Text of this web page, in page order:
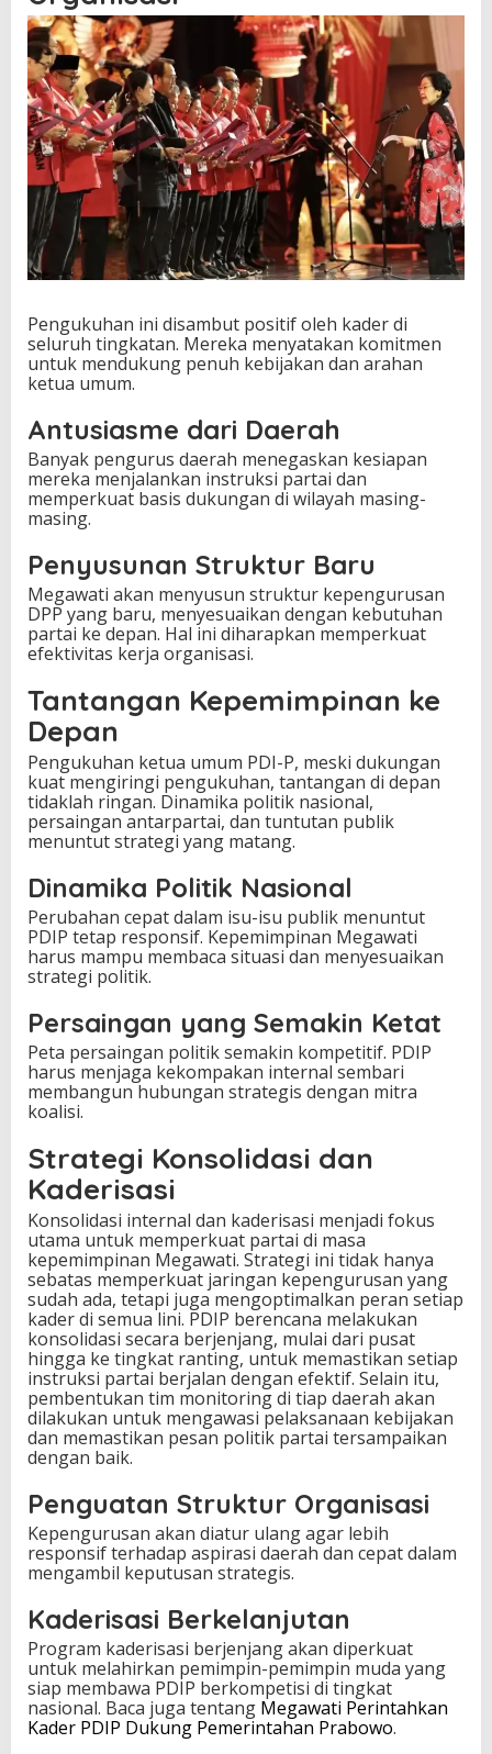
Pengukuhan ini disambut positif oleh kader di
seluruh tingkatan. Mereka menyatakan komitmen
untuk mendukung penuh kebijakan dan arahan
ketua umum.
Antusiasme dari Daerah
Banyak pengurus daerah menegaskan kesiapan
mereka menjalankan instruksi partai dan
memperkuat basis dukungan di wilayah masing-
masing.
Penyusunan Struktur Baru
Megawati akan menyusun struktur kepengurusan
DPP yang baru, menyesuaikan dengan kebutuhan
partai ke depan. Hal ini diharapkan memperkuat
efektivitas kerja organisasi.
Tantangan Kepemimpinan ke
Depan
Pengukuhan ketua umum PDI-P, meski dukungan
kuat mengiringi pengukuhan, tantangan di depan
tidaklah ringan. Dinamika politik nasional,
persaingan antarpartai, dan tuntutan publik
menuntut strategi yang matang.
Dinamika Politik Nasional
Perubahan cepat dalam isu-isu publik menuntut
PDIP tetap responsif. Kepemimpinan Megawati
harus mampu membaca situasi dan menyesuaikan
strategi politik.
Persaingan yang Semakin Ketat
Peta persaingan politik semakin kompetitif. PDIP
harus menjaga kekompakan internal sembari
membangun hubungan strategis dengan mitra
koalisi.
Strategi Konsolidasi dan
Kaderisasi
Konsolidasi internal dan kaderisasi menjadi fokus
utama untuk memperkuat partai di masa
kepemimpinan Megawati. Strategi ini tidak hanya
sebatas memperkuat jaringan kepengurusan yang
sudah ada, tetapi juga mengoptimalkan peran setiap
kader di semua lini. PDIP berencana melakukan
konsolidasi secara berjenjang, mulai dari pusat
hingga ke tingkat ranting, untuk memastikan setiap
instruksi partai berjalan dengan efektif. Selain itu,
pembentukan tim monitoring di tiap daerah akan
dilakukan untuk mengawasi pelaksanaan kebijakan
dan memastikan pesan politik partai tersampaikan
dengan baik.
Penguatan Struktur Organisasi
Kepengurusan akan diatur ulang agar lebih
responsif terhadap aspirasi daerah dan cepat dalam
mengambil keputusan strategis.
Kaderisasi Berkelanjutan
Program kaderisasi berjenjang akan diperkuat
untuk melahirkan pemimpin-pemimpin muda yang
siap membawa PDIP berkompetisi di tingkat
nasional. Baca juga tentang Megawati Perintahkan
Kader PDIP Dukung Pemerintahan Prabowo.